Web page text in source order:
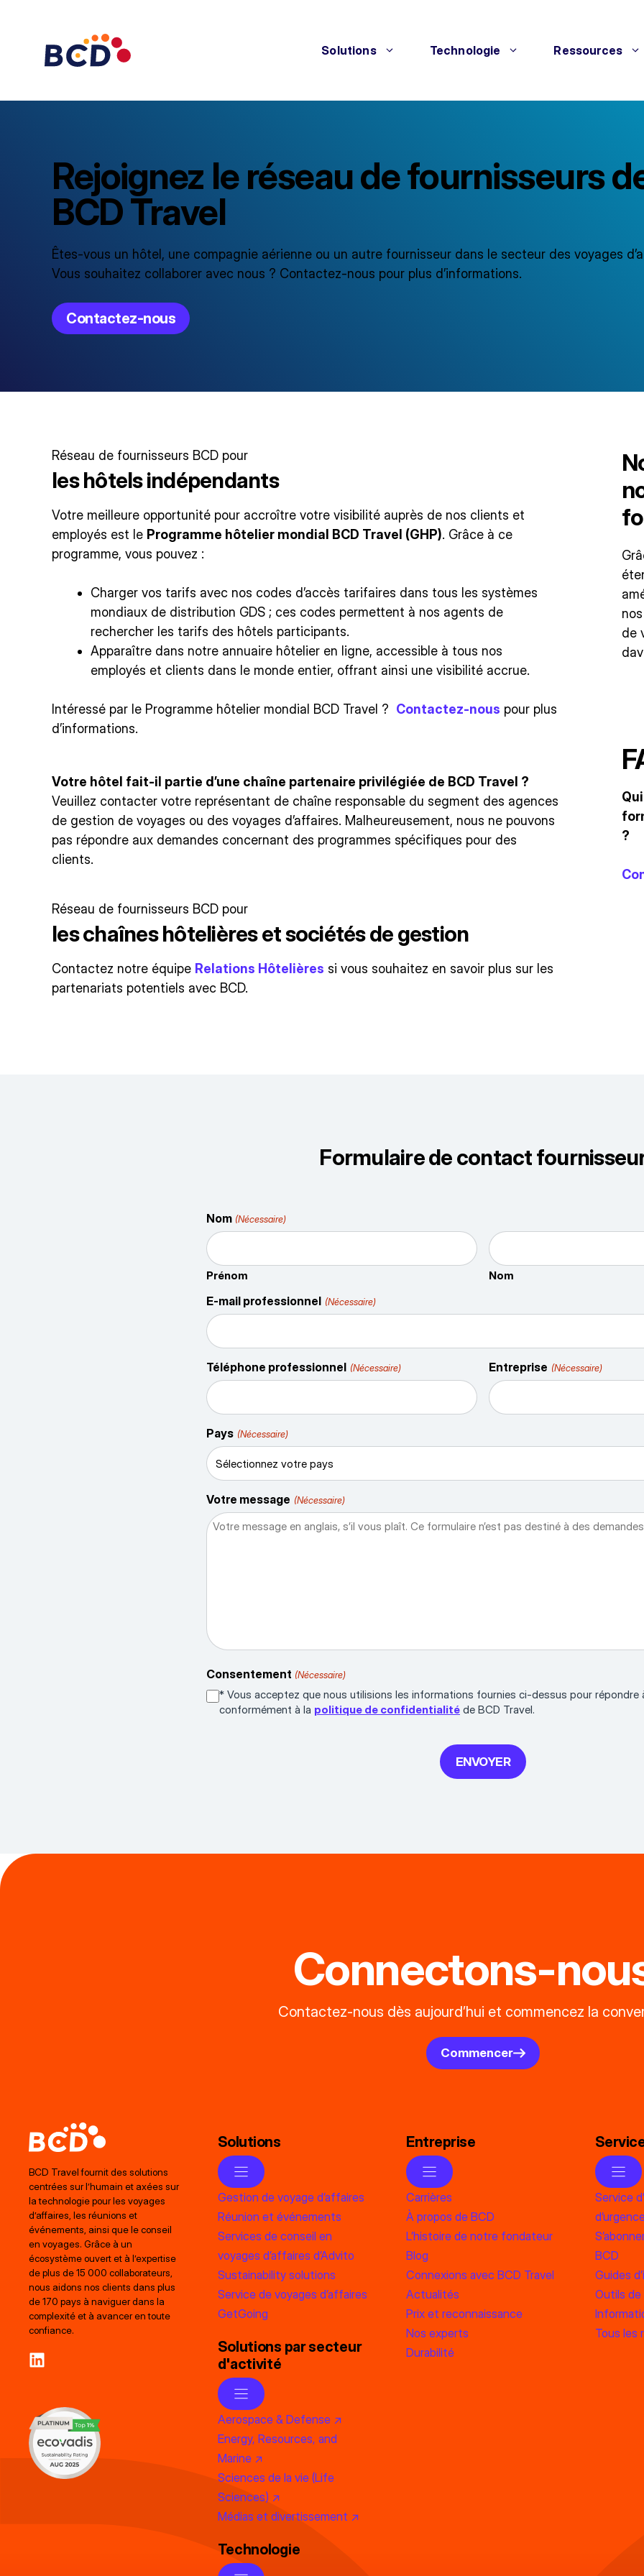
Solutions Technologie Ressources
Rejoignez le réseau de fournisseurs
BCD Travel
Êtes-vous un hôtel, une compagnie aérienne ou un autre fournisseur dans le secteur des voyages
Vous souhaitez collaborer avec nous ? Contactez-nous pour plus d’informations.
Contactez-nous
Réseau de fournisseurs BCD pour
les hôtels indépendants
Votre meilleure opportunité pour accroître votre visibilité auprès de nos clients et
employés est le Programme hôtelier mondial BCD Travel (GHP). Grâce à ce
programme, vous pouvez :
Charger vos tarifs avec nos codes d’accès tarifaires dans tous les systèmes
mondiaux de distribution GDS ; ces codes permettent à nos agents de
rechercher les tarifs des hôtels participants.
Apparaître dans notre annuaire hôtelier en ligne, accessible à tous nos
employés et clients dans le monde entier, offrant ainsi une visibilité accrue.
Intéressé par le Programme hôtelier mondial BCD Travel ? Contactez-nous pour plus
d’informations.
Votre hôtel fait-il partie d’une chaîne partenaire privilégiée de BCD Travel ?
Veuillez contacter votre représentant de chaîne responsable du segment des agences
de gestion de voyages ou des voyages d’affaires. Malheureusement, nous ne pouvons
pas répondre aux demandes concernant des programmes spécifiques pour des
clients.
Réseau de fournisseurs BCD pour
les chaînes hôtelières et sociétés de gestion
Contactez notre équipe Relations Hôtelières si vous souhaitez en savoir plus sur les
partenariats potentiels avec BCD.
de
?
Formulaire de contact
Nom (Nécessaire)
Prénom Nom
E-mail professionnel (Nécessaire)
Téléphone professionnel (Nécessaire) Entreprise (Nécessaire)
Pays (Nécessaire)
Votre message (Nécessaire)
Consentement (Nécessaire)
* Vous acceptez que nous utilisions les informations fournies ci-dessus pour répondre
conformément à la politique de confidentialité de BCD Travel.
ENVOYER
Connectons-
Contactez-nous dès aujourd’hui et commencez la
Commencer
BCD Travel fournit des solutions
centrées sur l’humain et axées sur
la technologie pour les voyages
d’affaires, les réunions et
événements, ainsi que le conseil
en voyages. Grâce à un
écosystème ouvert et à l’expertise
de plus de 15 000 collaborateurs,
nous aidons nos clients dans plus
de 170 pays à naviguer dans la
complexité et à avancer en toute
confiance.
Solutions
Gestion de voyage d’affaires
Réunion et événements
Services de conseil en
voyages d’affaires d’Advito
Sustainability solutions
Service de voyages d’affaires
GetGoing
Solutions par secteur
d'activité
Aerospace & Defense ↗
Energy, Resources, and
Marine ↗
Sciences de la vie (Life
Sciences) ↗
Médias et divertissement ↗
Technologie
Entreprise
Carrières
À propos de BCD
L’histoire de notre fondateur
Blog
Connexions avec BCD Travel
Actualités
Prix et reconnaissance
Nos experts
Durabilité
Service
BCD
Guides
Outils de
Tous les